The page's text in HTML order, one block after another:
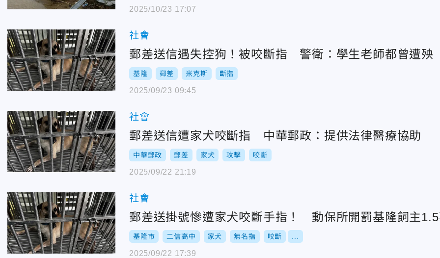
2025/10/23 17:07
社會
郵差送信遇失控狗！被咬斷指 警衛：學生老師都曾遭殃
基隆 郵差 米克斯 斷指
2025/09/23 09:45
社會
郵差送信遭家犬咬斷指 中華郵政：提供法律醫療協助
中華郵政 郵差 家犬 攻擊 咬斷
2025/09/22 21:19
社會
郵差送掛號慘遭家犬咬斷手指！ 動保所開罰基隆飼主
基隆市 二信高中 家犬 無名指 咬斷
2025/09/22 17:39